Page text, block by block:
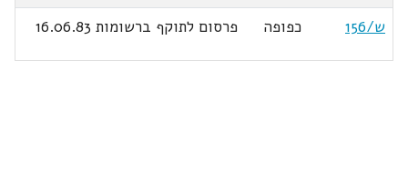
ש/156
כפופה פרסום לתוקף ברשומות 16.06.83